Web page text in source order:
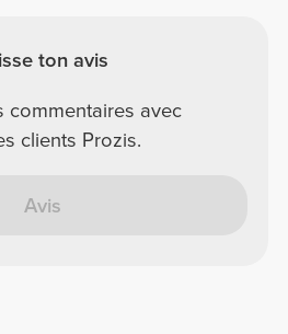
ton avis
commentaires avec
clients Prozis.
Avis